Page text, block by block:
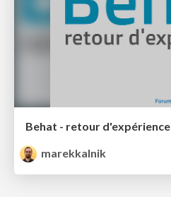
Behat - retour d'expérience
marekkalnik